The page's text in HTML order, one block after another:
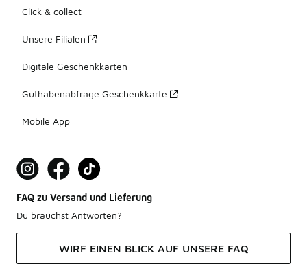
Click & collect
Unsere Filialen
Digitale Geschenkkarten
Guthabenabfrage Geschenkkarte
Mobile App
FAQ zu Versand und Lieferung
Du brauchst Antworten?
WIRF EINEN BLICK AUF UNSERE FAQ